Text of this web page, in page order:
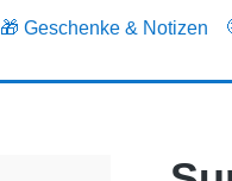
🎁 Geschenke & Notizen